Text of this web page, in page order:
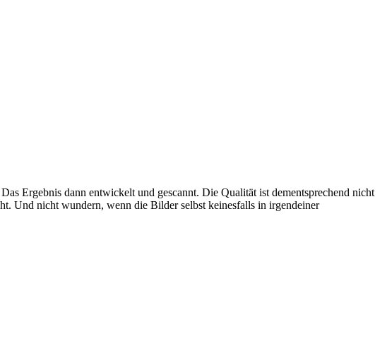
Ergebnis dann entwickelt und gescannt. Die Qualität ist dementsprechend nicht
Und nicht wundern, wenn die Bilder selbst keinesfalls in irgendeiner